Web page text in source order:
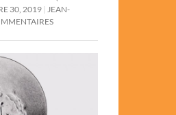
30, 2019 JEAN-